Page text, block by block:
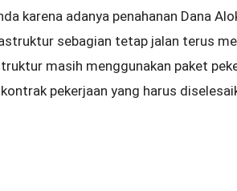
karena adanya penahanan Dana
sebagian tetap jalan terus
masih menggunakan paket
pekerjaan yang harus